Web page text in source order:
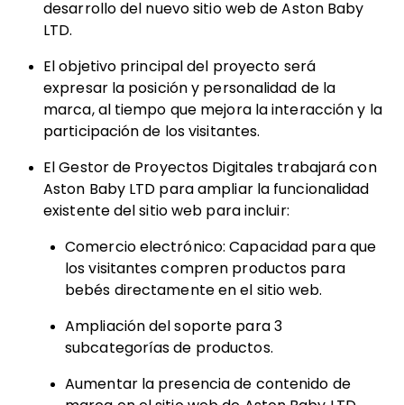
desarrollo del nuevo sitio web de Aston Baby
LTD.
El objetivo principal del proyecto será
expresar la posición y personalidad de la
marca, al tiempo que mejora la interacción y la
participación de los visitantes.
El Gestor de Proyectos Digitales trabajará con
Aston Baby LTD para ampliar la funcionalidad
existente del sitio web para incluir:
Comercio electrónico: Capacidad para que
los visitantes compren productos para
bebés directamente en el sitio web.
Ampliación del soporte para 3
subcategorías de productos.
Aumentar la presencia de contenido de